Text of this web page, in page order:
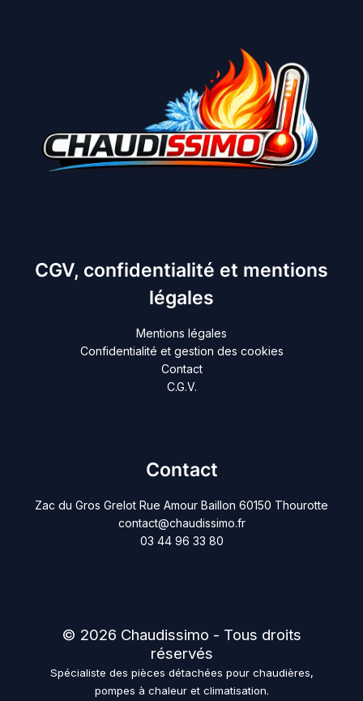
CGV, confidentialité et mentions
légales
Mentions légales
Confidentialité et gestion des cookies
Contact
C.G.V.
Contact
Zac du Gros Grelot Rue Amour Baillon 60150 Thourotte
contact@chaudissimo.fr
03 44 96 33 80
© 2026 Chaudissimo - Tous droits
réservés
Spécialiste des pièces détachées pour chaudières,
pompes à chaleur et climatisation.